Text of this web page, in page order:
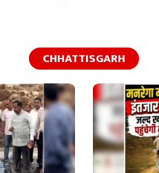
CHHATTISGARH